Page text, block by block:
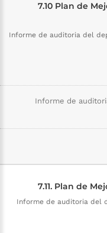
7.10 Plan de
Informe de auditoria del
Informe de
7.11. Plan de
Informe de auditoria del